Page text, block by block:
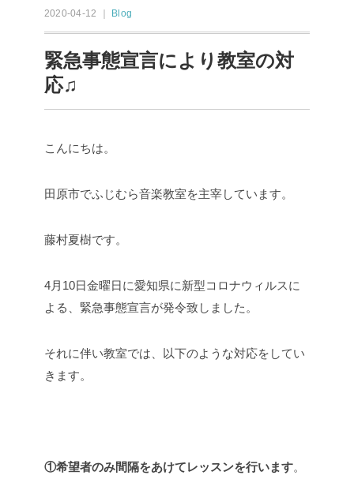
2020-04-12 ｜ Blog
緊急事態宣言により教室の対
応♫
こんにちは。
田原市でふじむら音楽教室を主宰しています。
藤村夏樹です。
4月10日金曜日に愛知県に新型コロナウィルスに
よる、緊急事態宣言が発令致しました。
それに伴い教室では、以下のような対応をしてい
きます。
①希望者のみ間隔をあけてレッスンを行います。